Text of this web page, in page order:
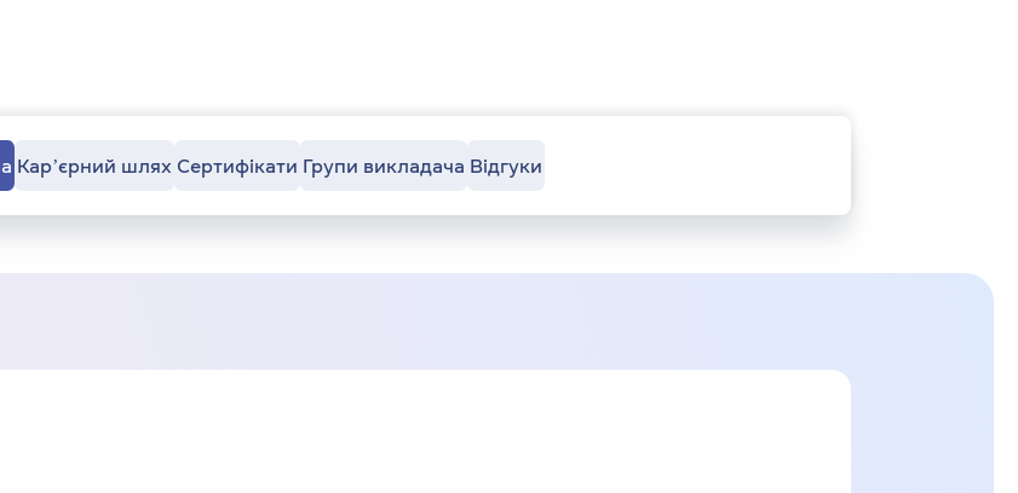
Карʼєрний шлях Сертифікати Групи викладача Відгуки